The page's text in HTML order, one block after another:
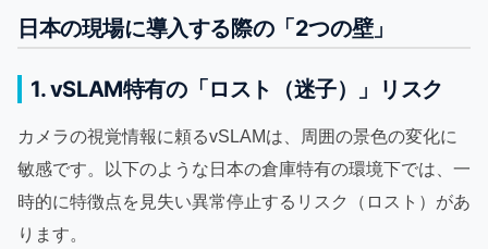
日本の現場に導入する際の「2つの壁」
1. vSLAM特有の「ロスト（迷子）」リスク
カメラの視覚情報に頼るvSLAMは、周囲の景色の変化に
敏感です。以下のような日本の倉庫特有の環境下では、一
時的に特徴点を見失い異常停止するリスク（ロスト）があ
ります。